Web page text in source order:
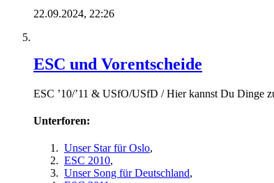
22.09.2024, 22:26
ESC und Vorentscheide
ESC ’10/’11 & USfO/USfD / Hier kannst Du Dinge
Unterforen:
Unser Star für Oslo,
ESC 2010,
Unser Song für Deutschland,